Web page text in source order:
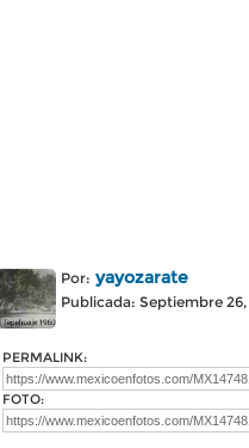
Por: yayozarate
Publicada: Septiembre 26,
PERMALINK:
FOTO: